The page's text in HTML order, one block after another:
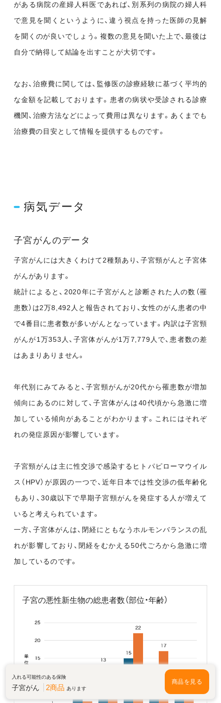
がある病院の産婦人科医であれば、別系列の病院の婦人科
で意見を聞くというように、違う視点を持った医師の見解
を聞くのが良いでしょう。複数の意見を聞いた上で、最後は
自分で納得して結論を出すことが大切です。
なお、治療費に関しては、監修医の診療経験に基づく平均的
な金額を記載しております。患者の病状や受診される診療
機関、治療方法などによって費用は異なります。あくまでも
治療費の目安として情報を提供するものです。
病気データ
子宮がんのデータ
子宮がんには大きくわけて2種類あり、子宮頸がんと子宮体
がんがあります。
統計によると、2020年に子宮がんと診断された人の数（罹
患数）は2万8,492人と報告されており、女性のがん患者の中
で4番目に患者数が多いがんとなっています。内訳は子宮頸
がんが1万353人、子宮体がんが1万7,779人で、患者数の差
はあまりありません。
年代別にみてみると、子宮頸がんが20代から罹患数が増加
傾向にあるのに対して、子宮体がんは40代頃から急激に増
加している傾向があることがわかります。これにはそれぞ
れの発症原因が影響しています。
子宮頸がんは主に性交渉で感染するヒトパピローマウイル
ス（HPV）が原因の一つで、近年日本では性交渉の低年齢化
もあり、30歳以下で早期子宮頸がんを発症する人が増えて
いると考えられています。
一方、子宮体がんは、閉経にともなうホルモンバランスの乱
れが影響しており、閉経をむかえる50代ごろから急激に増
加しているのです。
子宮の悪性新生物の総患者数（部位・年齢）
入れる可能性のある保険
子宮がん 2商品 あります
商品を見る